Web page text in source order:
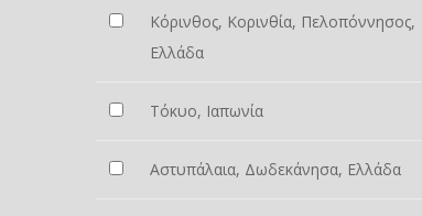
Κόρινθος, Κορινθία, Πελοπόννησος,
Ελλάδα
Τόκυο, Ιαπωνία
Αστυπάλαια, Δωδεκάνησα, Ελλάδα